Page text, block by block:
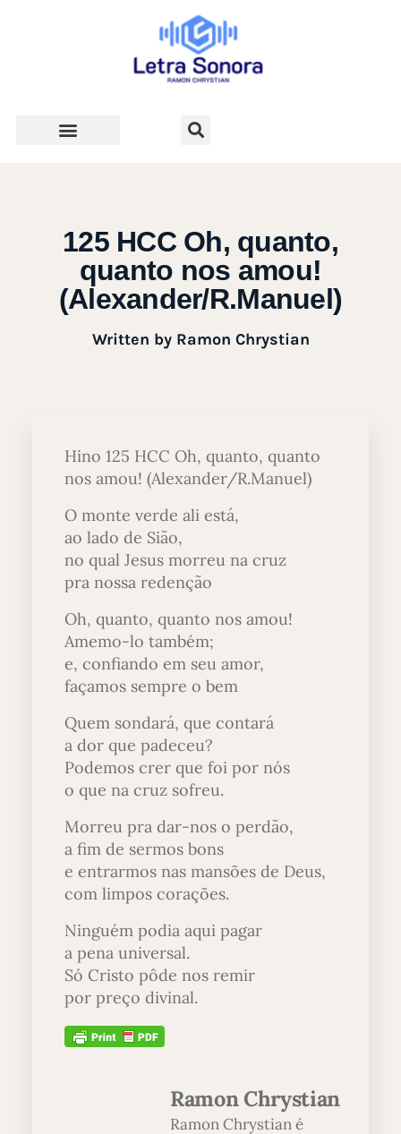
125 HCC Oh, quanto,
quanto nos amou!
(Alexander/R.Manuel)
Written byRamon Chrystian
Hino 125 HCC Oh, quanto, quanto
nos amou! (Alexander/R.Manuel)
O monte verde ali está,
ao lado de Sião,
no qual Jesus morreu na cruz
pra nossa redenção
Oh, quanto, quanto nos amou!
Amemo-lo também;
e, confiando em seu amor,
façamos sempre o bem
Quem sondará, que contará
a dor que padeceu?
Podemos crer que foi por nós
o que na cruz sofreu.
Morreu pra dar-nos o perdão,
a fim de sermos bons
e entrarmos nas mansões de Deus,
com limpos corações.
Ninguém podia aqui pagar
a pena universal.
Só Cristo pôde nos remir
por preço divinal.
Ramon Chrystian
Ramon Chrystian é